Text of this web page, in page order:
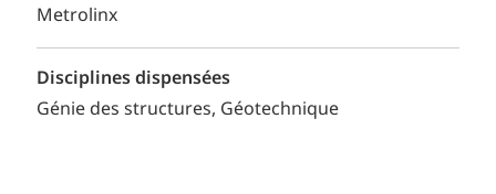
Metrolinx
Disciplines dispensées
Génie des structures Géotechnique